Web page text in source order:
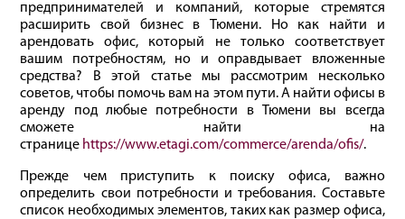
предпринимателей и компаний, которые стремятся
расширить свой бизнес в Тюмени. Но как найти и
арендовать офис, который не только соответствует
вашим потребностям, но и оправдывает вложенные
средства? В этой статье мы рассмотрим несколько
советов, чтобы помочь вам на этом пути. А найти офисы в
аренду под любые потребности в Тюмени вы всегда
сможете найти на
странице https://www.etagi.com/commerce/arenda/ofis/.
Прежде чем приступить к поиску офиса, важно
определить свои потребности и требования. Составьте
список необходимых элементов, таких как размер офиса,